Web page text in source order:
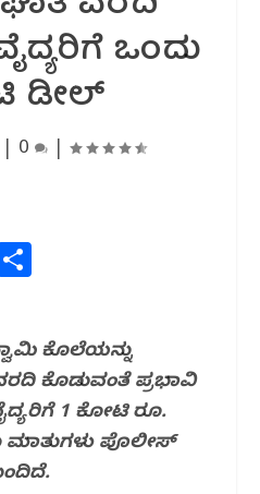
ಒಂದು
ಡೀಲ್
0 |
ar
eಕೊಲೆಯನ್ನು
ಕೊಡುವಂತೆ ಪ್ರಭಾವಿ
1 ಕೋಟಿ ರೂ.
ಮಾತುಗಳು ಪೊಲೀಸ್